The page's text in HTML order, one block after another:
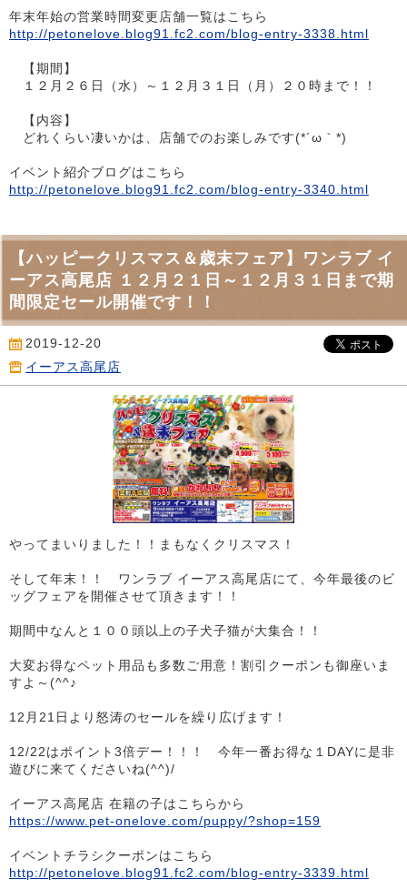
年末年始の営業時間変更店舗一覧はこちら
http://petonelove.blog91.fc2.com/blog-entry-3338.html
【期間】
１２月２６日（水）～１２月３１日（月）２０時まで！！
【内容】
どれくらい凄いかは、店舗でのお楽しみです(*´ω｀*)
イベント紹介ブログはこちら
http://petonelove.blog91.fc2.com/blog-entry-3340.html
【ハッピークリスマス＆歳末フェア】ワンラブ イ
ーアス高尾店 １２月２１日～１２月３１日まで期
間限定セール開催です！！
2019-12-20
イーアス高尾店
やってまいりました！！まもなくクリスマス！
そして年末！！ ワンラブ イーアス高尾店にて、今年最後のビ
ッグフェアを開催させて頂きます！！
期間中なんと１００頭以上の子犬子猫が大集合！！
大変お得なペット用品も多数ご用意！割引クーポンも御座いま
すよ～(^^♪
12月21日より怒涛のセールを繰り広げます！
12/22はポイント3倍デー！！！ 今年一番お得な１DAYに是非
遊びに来てくださいね(^^)/
イーアス高尾店 在籍の子はこちらから
https://www.pet-onelove.com/puppy/?shop=159
イベントチラシクーポンはこちら
http://petonelove.blog91.fc2.com/blog-entry-3339.html